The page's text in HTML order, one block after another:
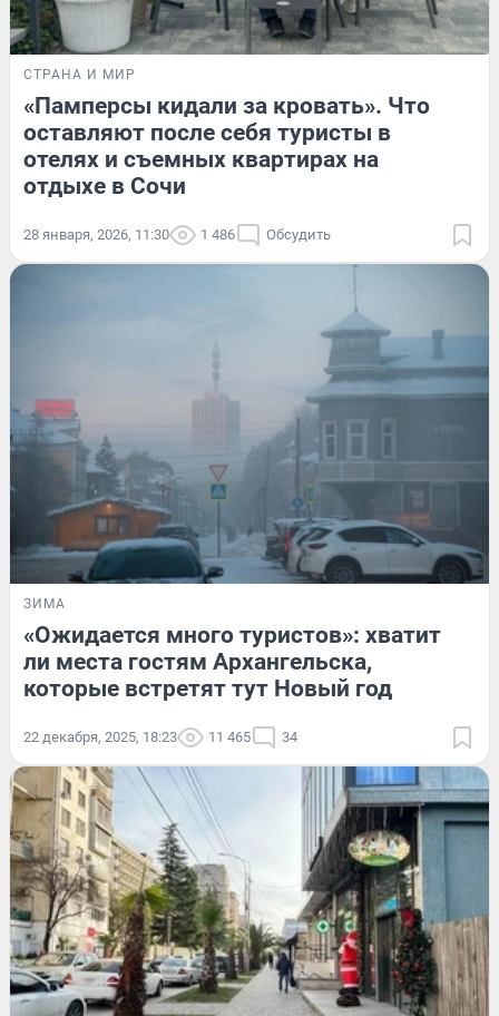
СТРАНА И МИР
«Памперсы кидали за кровать». Что
оставляют после себя туристы в
отелях и съемных квартирах на
отдыхе в Сочи
28 января, 2026, 11:30 1 486 Обсудить
ЗИМА
«Ожидается много туристов»: хватит
ли места гостям Архангельска,
которые встретят тут Новый год
22 декабря, 2025, 18:23 11 465 34